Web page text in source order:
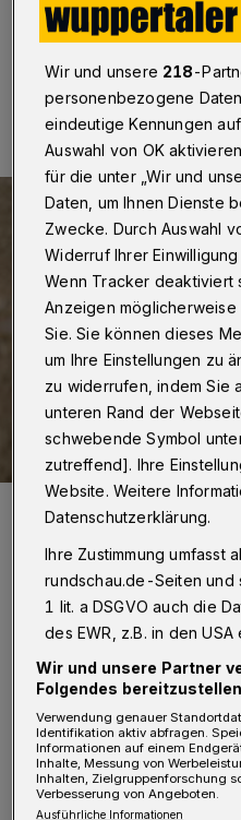
03.05.2024 , 08:10 Uhr 2
Biennale“ nach Wuppertal.
D ie
20
statt, die teils eng
Veranstaltungen
Wir und unsere 218-
personenbezogene
eindeutige Kennungen
Auswahl von OK
für die unter „Wir und
Daten, um Ihnen Dienste
Zwecke. Durch Auswahl
Widerruf Ihrer
Wenn Tracker deaktiviert
Anzeigen
Sie. Sie können dieses
um Ihre Einstellungen zu
zu widerrufen, indem Sie
unteren Rand der
schwebende Symbol
zutreffend]. Ihre
Website. Weitere
Datenschutzerklärung.
Ihre Zustimmung umfasst
rundschau.de-Seiten und
1 lit. a DSGVO auch die
des EWR, z.B. in den USA
Wir und unsere Partner
Folgendes
Verwendung genauer
Identifikation aktiv abfragen.
Informationen auf einem
Inhalte, Messung von
Inhalten, Zielgruppenforschung
Verbesserung von Angeboten.
Ausführliche Informationen